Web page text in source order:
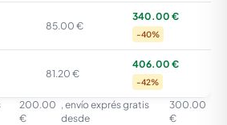
85.00 €
340.00 €
-40%
81.20 €
406.00 €
-42%
200.00
€
, envío exprés gratis
desde
300.00
€